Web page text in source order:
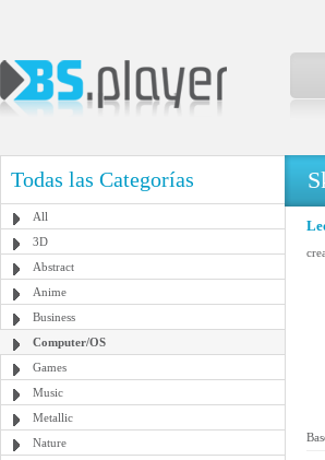
Todas las Categorías
All
3D
Abstract
Anime
Business
Computer/OS
Games
Music
Metallic
Nature